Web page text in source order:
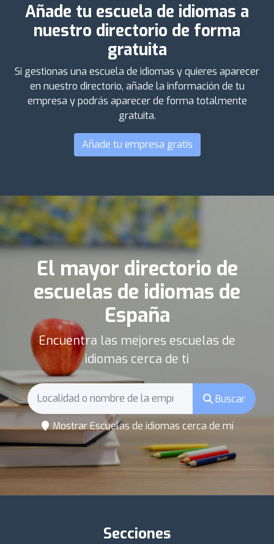
Añade tu escuela de idiomas a
nuestro directorio de forma
gratuita
Si gestionas una escuela de idiomas y quieres aparecer
en nuestro directorio, añade la información de tu
empresa y podrás aparecer de forma totalmente
gratuita.
Añade tu empresa gratis
El mayor directorio de
escuelas de idiomas de
España
Encuentra las mejores escuelas de
idiomas cerca de ti
Buscar
Mostrar Escuelas de idiomas cerca de mí
Secciones